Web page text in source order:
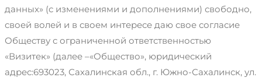
данных» (с изменениями и дополнениями) свободно,
своей волей и в своем интересе даю свое согласие
Обществу с ограниченной ответственностью
«Визитек» (далее –«Общество», юридический
адрес:693023, Сахалинская обл., г. Южно-Сахалинск, ул.